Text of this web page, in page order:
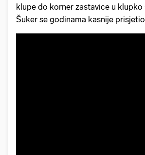
klupe do korner zastavice u klupko
Šuker se godinama kasnije